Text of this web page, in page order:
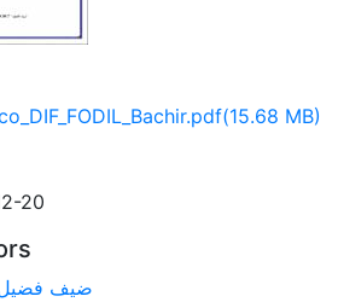
(15.68 MB)
20
ضيف فضيل